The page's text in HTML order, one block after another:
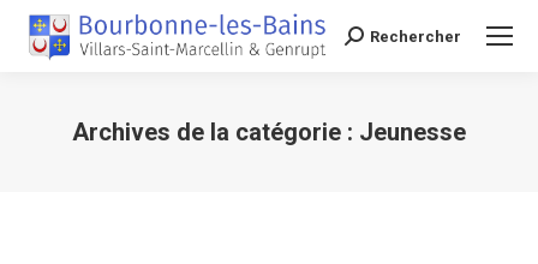
Recherche
Rechercher
Archives de la catégorie : Jeunesse